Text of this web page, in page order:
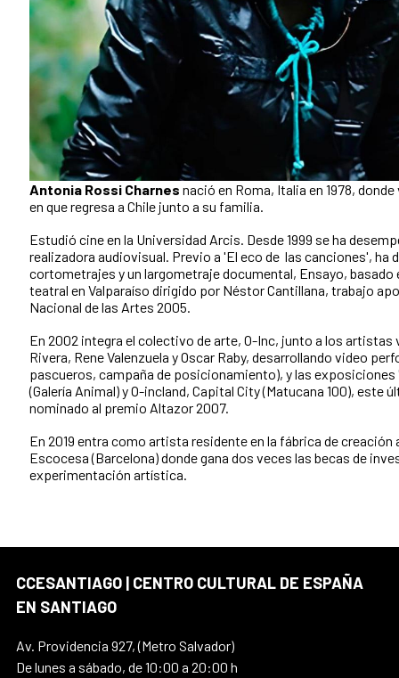
Antonia Rossi Charnes nació en Roma, Italia en 1978,
en que regresa a Chile junto a su familia.
Estudió cine en la Universidad Arcis. Desde 1999 se ha
realizadora audiovisual. Previo a 'El eco de las canciones', ha
cortometrajes y un largometraje documental, Ensayo, basado
teatral en Valparaíso dirigido por Néstor Cantillana, trabajo
Nacional de las Artes 2005.
En 2002 integra el colectivo de arte, O-Inc, junto a los artistas
Rivera, Rene Valenzuela y Oscar Raby, desarrollando video
pascueros, campaña de posicionamiento), y las
(Galería Animal) y O-incland, Capital City (Matucana 100), este
nominado al premio Altazor 2007.
En 2019 entra como artista residente en la fábrica de creación
Escocesa (Barcelona) donde gana dos veces las becas de
experimentación artística.
CCESANTIAGO | CENTRO CULTURAL DE ESPAÑA
EN SANTIAGO
Av. Providencia 927, (Metro Salvador)
De lunes a sábado, de 10:00 a 20:00 h